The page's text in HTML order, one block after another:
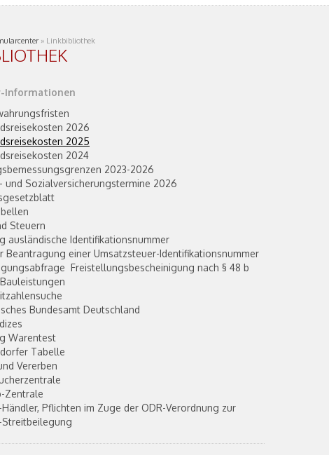
» Linkbibliothek
Informationen
2026
2025
2024
2023-2026
und Sozialversicherungstermine 2026
Steuern
ausländische Identifikationsnummer
Beantragung einer Umsatzsteuer-Identifikationsnummer
Freistellungsbescheinigung nach § 48 b
Bundesamt Deutschland
Warentest
Tabelle
Vererben
Zentrale
Pflichten im Zuge der ODR-Verordnung zur